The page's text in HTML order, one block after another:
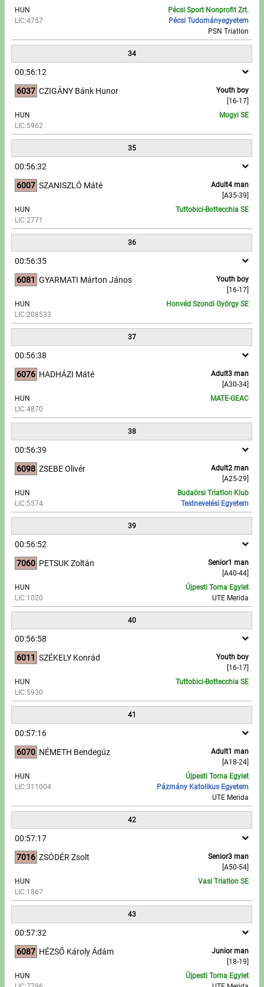
HUN
LIC:4757
Pécsi Sport Nonprofit Zrt.
Pécsi Tudományegyetem
PSN Triatlon
34
00:56:12
6037
Youth boy
[16-17]
CZIGÁNY Bánk Hunor
HUN
LIC:5962
Mogyi SE
35
00:56:32
6007
Adult4 man
[A35-39]
SZANISZLÓ Máté
HUN
LIC:2771
Tuttobici-Bottecchia SE
36
00:56:35
6081
Youth boy
[16-17]
GYARMATI Márton János
HUN
LIC:208533
Honvéd Szondi György SE
37
00:56:38
6076
Adult3 man
[A30-34]
HADHÁZI Máté
HUN
LIC:4870
MATE-GEAC
38
00:56:39
6098
Adult2 man
[A25-29]
ZSEBE Olivér
HUN
LIC:5574
Budaörsi Triatlon Klub
Testnevelési Egyetem
39
00:56:52
7060
Senior1 man
[A40-44]
PETSUK Zoltán
HUN
LIC:1020
Újpesti Torna Egylet
UTE Merida
40
00:56:58
6011
Youth boy
[16-17]
SZÉKELY Konrád
HUN
LIC:5930
Tuttobici-Bottecchia SE
41
00:57:16
6070
Adult1 man
[A18-24]
NÉMETH Bendegúz
HUN
LIC:311004
Újpesti Torna Egylet
Pázmány Katolikus Egyetem
UTE Merida
42
00:57:17
7016
Senior3 man
[A50-54]
ZSÓDÉR Zsolt
HUN
LIC:1867
Vasi Triatlon SE
43
00:57:32
6087
Junior man
[18-19]
HÉZSŐ Károly Ádám
HUN
Újpesti Torna Egylet